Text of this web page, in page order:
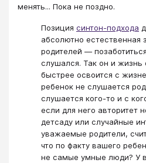
менять... Пока не поздно.
Позиция синтон-подхода
абсолютно естественная
родителей —
слушался. Так он и жизнь
быстрее освоится с
ребенок не слушается
слушается кого-то и с
если для него авторитет
детсаду или случайные
уважаемые родители,
что по факту вашего
не самые умные люди? У